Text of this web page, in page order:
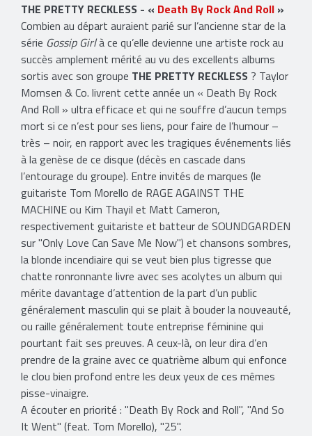
THE PRETTY RECKLESS - « Death By Rock And Roll »
Combien au départ auraient parié sur l’ancienne star de la
série Gossip Girlà ce qu’elle devienne une artiste rock au
succès amplement mérité au vu des excellents albums
sortis avec son groupe THE PRETTY RECKLESS ? Taylor
Momsen & Co. livrent cette année un « Death By Rock
And Roll » ultra efficace et qui ne souffre d’aucun temps
mort si ce n’est pour ses liens, pour faire de l’humour –
très – noir, en rapport avec les tragiques événements liés
à la genèse de ce disque (décès en cascade dans
l’entourage du groupe). Entre invités de marques (le
guitariste Tom Morello de RAGE AGAINST THE
MACHINE ou Kim Thayil et Matt Cameron,
respectivement guitariste et batteur de SOUNDGARDEN
sur "Only Love Can Save Me Now") et chansons sombres,
la blonde incendiaire qui se veut bien plus tigresse que
chatte ronronnante livre avec ses acolytes un album qui
mérite davantage d’attention de la part d’un public
généralement masculin qui se plait à bouder la nouveauté,
ou raille généralement toute entreprise féminine qui
pourtant fait ses preuves. A ceux-là, on leur dira d’en
prendre de la graine avec ce quatrième album qui enfonce
le clou bien profond entre les deux yeux de ces mêmes
pisse-vinaigre.
A écouter en priorité : "Death By Rock and Roll", "And So
It Went" (feat. Tom Morello), "25".